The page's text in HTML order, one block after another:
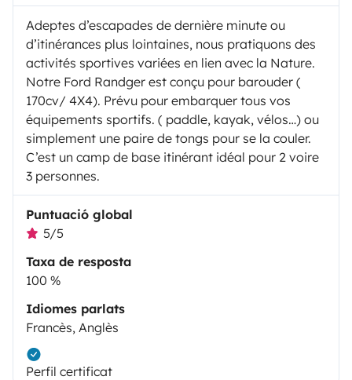
Adeptes d’escapades de dernière minute ou
d’itinérances plus lointaines, nous pratiquons des
activités sportives variées en lien avec la Nature.
Notre Ford Randger est conçu pour barouder (
170cv/ 4X4). Prévu pour embarquer tous vos
équipements sportifs. ( paddle, kayak, vélos…) ou
simplement une paire de tongs pour se la couler.
C’est un camp de base itinérant idéal pour 2 voire
3 personnes.
Puntuació global
5/5
Taxa de resposta
100 %
Idiomes parlats
Francès, Anglès
Perfil certificat